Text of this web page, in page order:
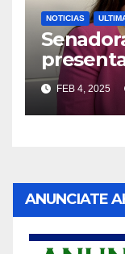
NOTICIAS
FEB 4, 2025
ANUNCIATE